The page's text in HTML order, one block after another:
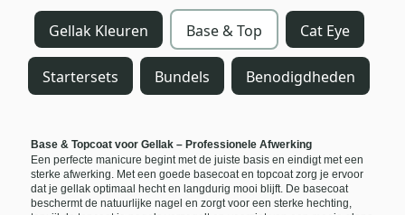
Gellak Kleuren Base & Top Cat Eye
Startersets Bundels Benodigdheden
Base & Topcoat voor Gellak – Professionele Afwerking
Een perfecte manicure begint met de juiste basis en eindigt met een
sterke afwerking. Met een goede basecoat en topcoat zorg je ervoor
dat je gellak optimaal hecht en langdurig mooi blijft. De basecoat
beschermt de natuurlijke nagel en zorgt voor een sterke hechting,